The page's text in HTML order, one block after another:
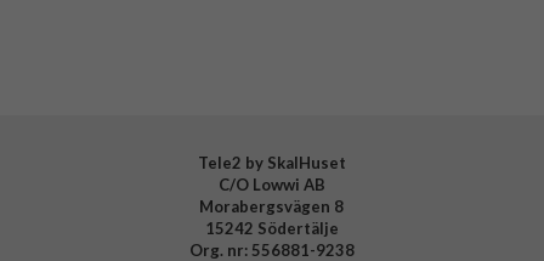
Tele2 by SkalHuset
C/O Lowwi AB
Morabergsvägen 8
15242 Södertälje
Org. nr: 556881-9238